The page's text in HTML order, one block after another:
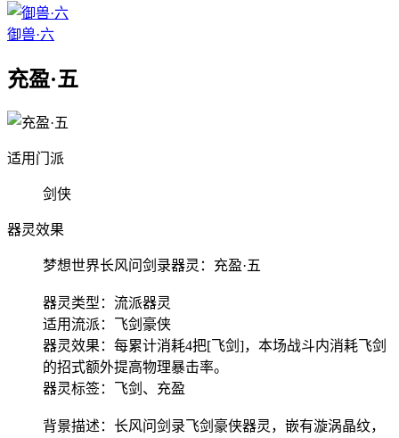
御兽·六
充盈·五
适用门派
剑侠
器灵效果
梦想世界长风问剑录器灵：充盈·五
器灵类型：流派器灵
适用流派：飞剑豪侠
器灵效果：每累计消耗4把[飞剑]，本场战斗内消耗飞剑
的招式额外提高物理暴击率。
器灵标签：飞剑、充盈
背景描述：长风问剑录飞剑豪侠器灵，嵌有漩涡晶纹，